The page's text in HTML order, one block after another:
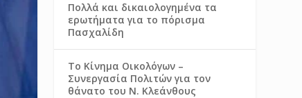
Πολλά και δικαιολογημένα τα
ερωτήματα για το πόρισμα
Πασχαλίδη
Το Κίνημα Οικολόγων –
Συνεργασία Πολιτών για τον
θάνατο του Ν. Κλεάνθους